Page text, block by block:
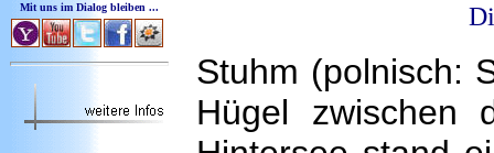
Mit uns im Dialog bleiben ...
Stuhm (polnisch:
Hügel zwischen